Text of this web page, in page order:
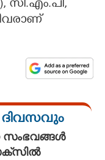
ദിവസവും
സംഭവങ്ങൾ